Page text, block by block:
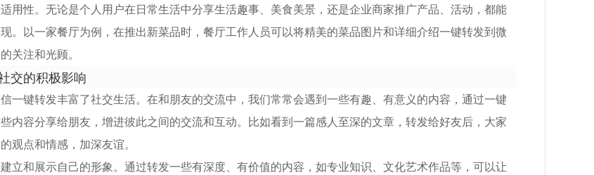
用性。无论是个人用户在日常生活中分享生活趣事、美食美景，还是企业商家推广产品、活动，都能
。以一家餐厅为例，在推出新菜品时，餐厅工作人员可以将精美的菜品图片和详细介绍一键转发到微
关注和光顾。
交的积极影响
一键转发丰富了社交生活。在和朋友的交流中，我们常常会遇到一些有趣、有意义的内容，通过一键
内容分享给朋友，增进彼此之间的交流和互动。比如看到一篇感人至深的文章，转发给好友后，大家
观点和情感，加深友谊。
立和展示自己的形象。通过转发一些有深度、有价值的内容，如专业知识、文化艺术作品等，可以让